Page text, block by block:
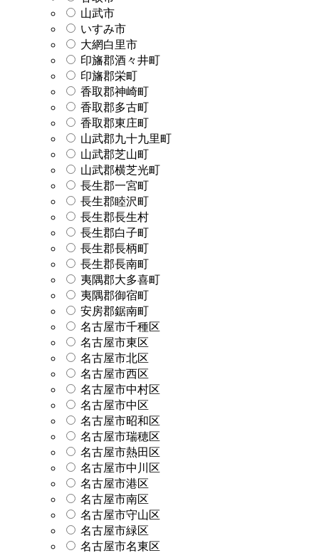
山武市
いすみ市
大網白里市
印旛郡酒々井町
印旛郡栄町
香取郡神崎町
香取郡多古町
香取郡東庄町
山武郡九十九里町
山武郡芝山町
山武郡横芝光町
長生郡一宮町
長生郡睦沢町
長生郡長生村
長生郡白子町
長生郡長柄町
長生郡長南町
夷隅郡大多喜町
夷隅郡御宿町
安房郡鋸南町
名古屋市千種区
名古屋市東区
名古屋市北区
名古屋市西区
名古屋市中村区
名古屋市中区
名古屋市昭和区
名古屋市瑞穂区
名古屋市熱田区
名古屋市中川区
名古屋市港区
名古屋市南区
名古屋市守山区
名古屋市緑区
名古屋市名東区